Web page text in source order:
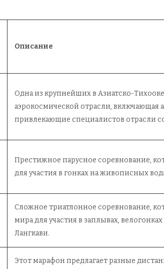
Описание
Одна из крупнейших в Азиатско-
аэрокосмической отрасли,
привлекающие специалистов отрасли
Престижное парусное соревнование,
для участия в гонках на живописных
Сложное триатлонное соревнование,
мира для участия в заплывах,
Лангкави.
Этот марафон предлагает разные